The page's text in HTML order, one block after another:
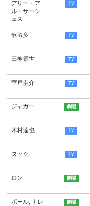
アリー・ア
ル・サーシ
ェス
歌留多
田神景世
室戸圭介
ジャガー
木村達也
ヌック
ロン
ポール, ナレ